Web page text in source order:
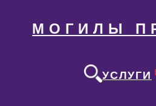
МОГИЛЫ
УСЛУГИ